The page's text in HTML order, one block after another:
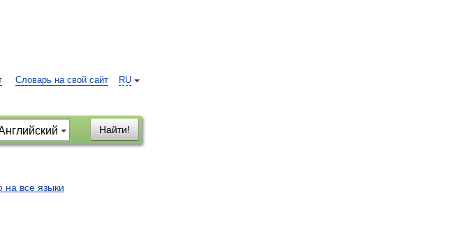
RU
Словарь на свой сайт
Найти!
на все языки